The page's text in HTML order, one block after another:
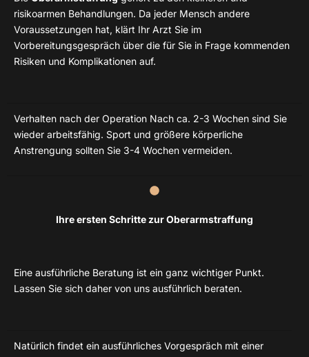
risikoarmen Behandlungen. Da jeder Mensch andere
Voraussetzungen hat, klärt Ihr Arzt Sie im
Vorbereitungsgespräch über die für Sie in Frage kommenden
Risiken und Komplikationen auf.
Verhalten nach der Operation Nach ca. 2-3 Wochen sind Sie
wieder arbeitsfähig. Sport und größere körperliche
Anstrengung sollten Sie 3-4 Wochen vermeiden.
Ihre ersten Schritte zur Oberarmstraffung
Eine ausführliche Beratung ist ein ganz wichtiger Punkt.
Lassen Sie sich daher von uns ausführlich beraten.
Natürlich findet ein ausführliches Vorgespräch mit einer